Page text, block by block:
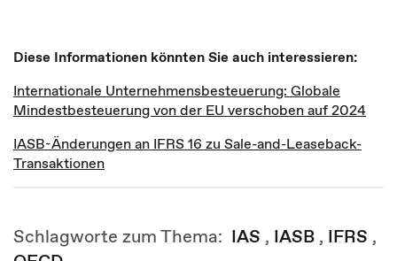
Diese Informationen könnten Sie auch interessieren:
Internationale Unternehmensbesteuerung: Globale
Mindestbesteuerung von der EU verschoben auf 2024
IASB-Änderungen an IFRS 16 zu Sale-and-Leaseback-
Transaktionen
Schlagworte zum Thema: IAS , IASB , IFRS ,